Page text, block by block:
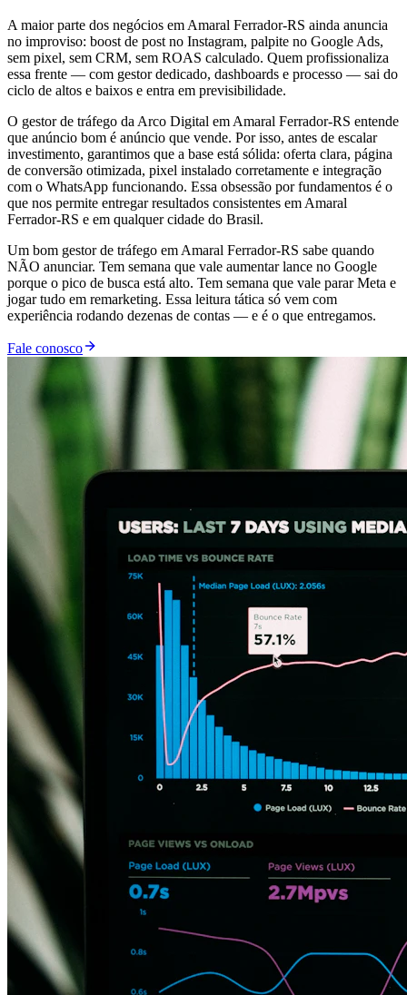
A maior parte dos negócios em Amaral Ferrador-RS ainda anuncia
no improviso: boost de post no Instagram, palpite no Google Ads,
sem pixel, sem CRM, sem ROAS calculado. Quem profissionaliza
essa frente — com gestor dedicado, dashboards e processo — sai do
ciclo de altos e baixos e entra em previsibilidade.
O gestor de tráfego da Arco Digital em Amaral Ferrador-RS entende
que anúncio bom é anúncio que vende. Por isso, antes de escalar
investimento, garantimos que a base está sólida: oferta clara, página
de conversão otimizada, pixel instalado corretamente e integração
com o WhatsApp funcionando. Essa obsessão por fundamentos é o
que nos permite entregar resultados consistentes em Amaral
Ferrador-RS e em qualquer cidade do Brasil.
Um bom gestor de tráfego em Amaral Ferrador-RS sabe quando
NÃO anunciar. Tem semana que vale aumentar lance no Google
porque o pico de busca está alto. Tem semana que vale parar Meta e
jogar tudo em remarketing. Essa leitura tática só vem com
experiência rodando dezenas de contas — e é o que entregamos.
Fale conosco